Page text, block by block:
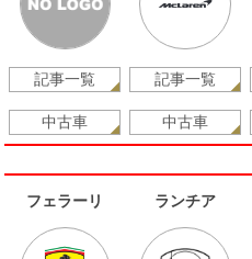
記事一覧
中古車
記事一覧
中古車
フェラーリ ランチア